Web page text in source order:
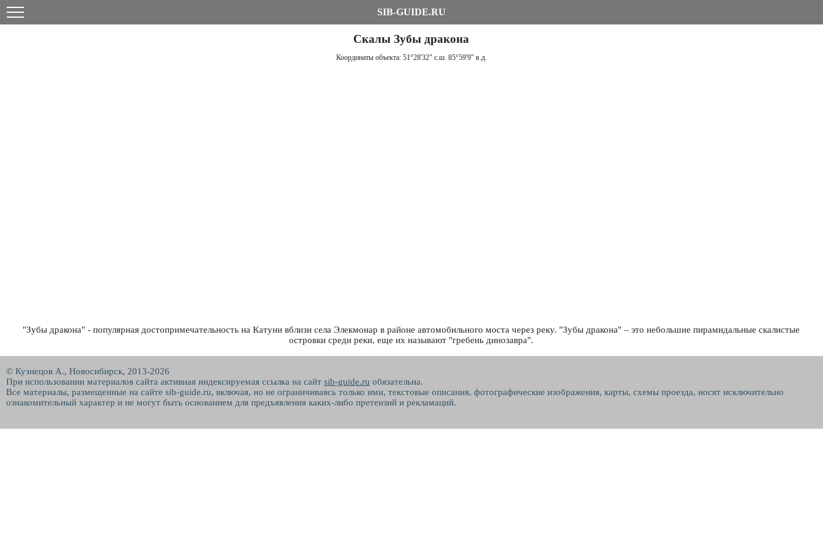
SIB-GUIDE.RU
Скалы Зубы дракона
Координаты объекта: 51°28'32" с.ш. 85°59'9" в.д.
"Зубы дракона" - популярная достопримечательность на Катуни вблизи села Элекмонар в районе автомобильного моста через реку. "Зубы дракона" – это небольшие пирамидальные скалистые
островки среди реки, еще их называют "гребень динозавра".
© Кузнецов А., Новосибирск, 2013-2026
При использовании материалов сайта активная индексируемая ссылка на сайт sib-guide.ru обязательна.
Все материалы, размещенные на сайте sib-guide.ru, включая, но не ограничиваясь только ими, текстовые описания, фотографические изображения, карты, схемы проезда, носят исключительно
ознакомительный характер и не могут быть основанием для предъявления каких-либо претензий и рекламаций.